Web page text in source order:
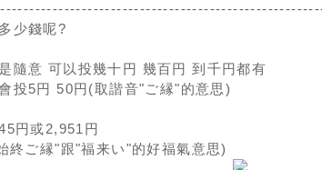
少錢呢?
隨意 可以投幾十円 幾百円 到千円都有
投5円 50円(取諧音"ご縁"的意思)
円或2,951円
終ご縁"跟"福来い"的好福氣意思)